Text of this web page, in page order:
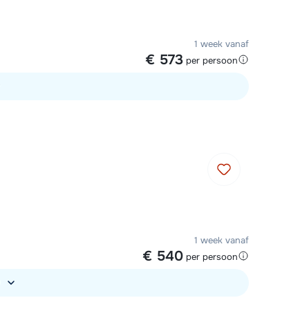
1 week vanaf
€ 573 per persoon
1 week vanaf
€ 540 per persoon